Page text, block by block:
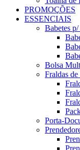
PROMOÇÕES
ESSENCIAIS
Babetes
Bolsa
Fraldas de
Porta-